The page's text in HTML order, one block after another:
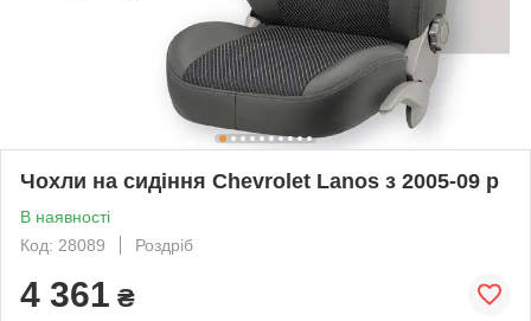
Чохли на сидіння Chevrolet Lanos з 2005-09 р
В наявності
Код: 28089
Роздріб
4 361 ₴